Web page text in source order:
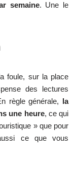
semaine. Une le
foule, sur la place
des lectures
règle générale, la
une heure, ce qui
» que pour
ce que vous